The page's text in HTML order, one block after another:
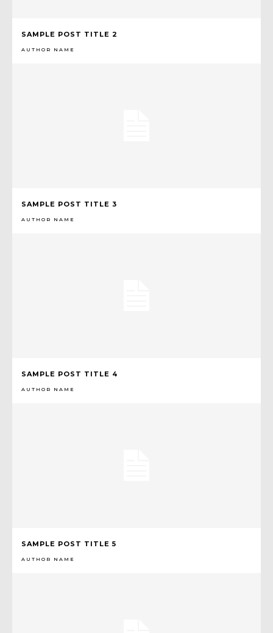
SAMPLE POST TITLE 2
AUTHOR NAME
SAMPLE POST TITLE 3
AUTHOR NAME
SAMPLE POST TITLE 4
AUTHOR NAME
SAMPLE POST TITLE 5
AUTHOR NAME